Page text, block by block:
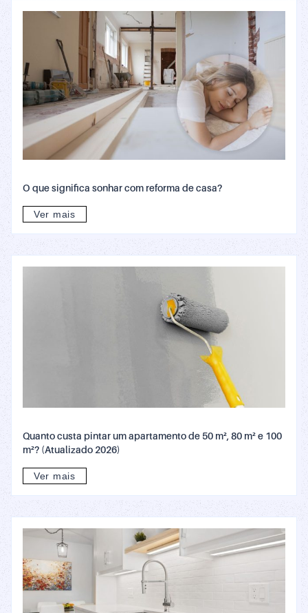
O que significa sonhar com reforma de casa?
Ver mais
Quanto custa pintar um apartamento de 50 m², 80 m² e 100
m²? (Atualizado 2026)
Ver mais